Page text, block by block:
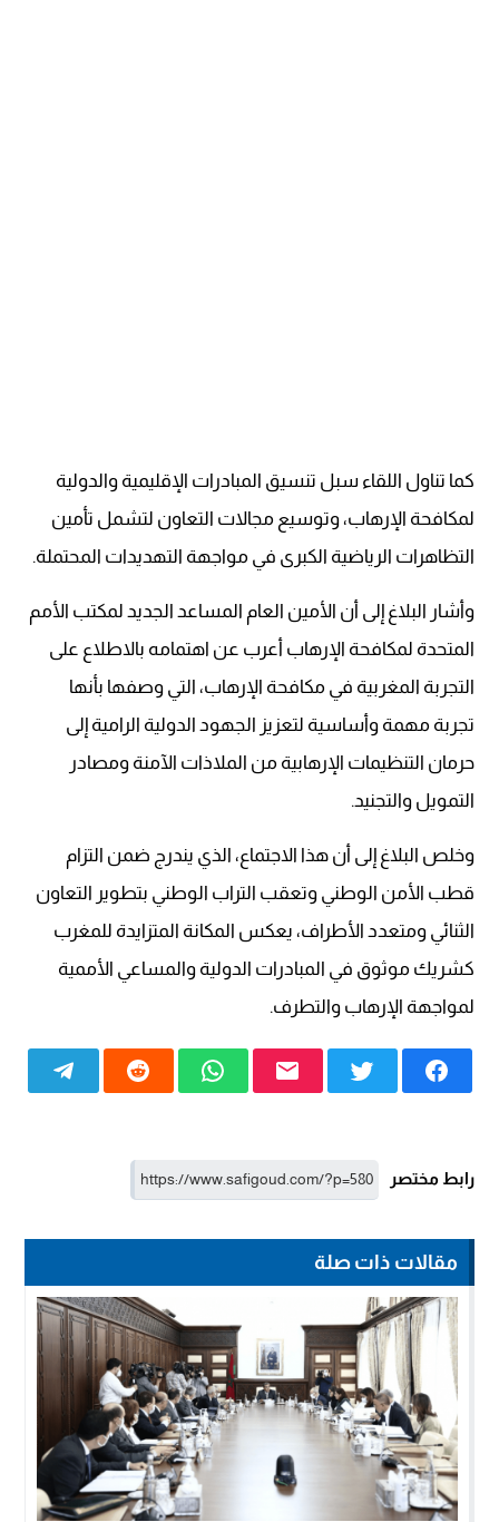
كما تناول اللقاء سبل تنسيق المبادرات الإقليمية والدولية
لمكافحة الإرهاب، وتوسيع مجالات التعاون لتشمل تأمين
التظاهرات الرياضية الكبرى في مواجهة التهديدات المحتملة.
وأشار البلاغ إلى أن الأمين العام المساعد الجديد لمكتب الأمم
المتحدة لمكافحة الإرهاب أعرب عن اهتمامه بالاطلاع على
التجربة المغربية في مكافحة الإرهاب، التي وصفها بأنها
تجربة مهمة وأساسية لتعزيز الجهود الدولية الرامية إلى
حرمان التنظيمات الإرهابية من الملاذات الآمنة ومصادر
التمويل والتجنيد.
وخلص البلاغ إلى أن هذا الاجتماع، الذي يندرج ضمن التزام
قطب الأمن الوطني وتعقب التراب الوطني بتطوير التعاون
الثنائي ومتعدد الأطراف، يعكس المكانة المتزايدة للمغرب
كشريك موثوق في المبادرات الدولية والمساعي الأممية
لمواجهة الإرهاب والتطرف.
رابط مختصر
مقالات ذات صلة